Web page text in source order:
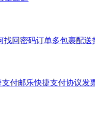
找回密码订单多包裹配送
支付邮乐快捷支付协议发